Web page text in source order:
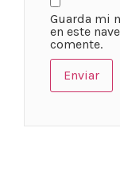
Guarda mi
en este
comente.